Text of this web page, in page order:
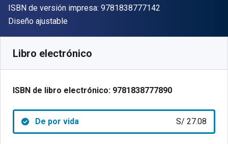
ISBN de versión impresa: 9781838777142
Formato
Diseño ajustable
Libro electrónico
ISBN de libro electrónico: 9781838777890
De por vida S/ 27.08